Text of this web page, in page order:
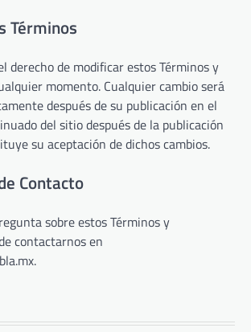
Términos
derecho de modificar estos Términos y
momento. Cualquier cambio será
después de su publicación en el
del sitio después de la publicación
su aceptación de dichos cambios.
Contacto
sobre estos Términos y
contactarnos en
.